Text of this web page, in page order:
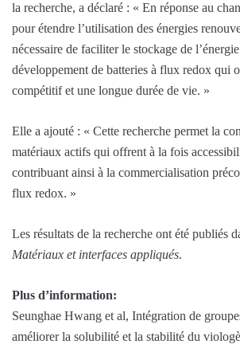
la recherche, a déclaré : « En réponse au
pour étendre l’utilisation des énergies
nécessaire de faciliter le stockage de
développement de batteries à flux redox qui
compétitif et une longue durée de vie. »
Elle a ajouté : « Cette recherche permet la
matériaux actifs qui offrent à la fois
contribuant ainsi à la commercialisation
flux redox. »
Les résultats de la recherche ont été publiés
Matériaux et interfaces appliqués.
Plus d’information:
Seunghae Hwang et al, Intégration de
améliorer la solubilité et la stabilité du